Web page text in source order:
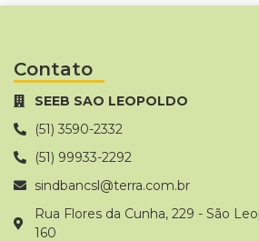
Contato
SEEB SAO LEOPOLDO
(51) 3590-2332
(51) 99933-2292
sindbancsl@terra.com.br
Rua Flores da Cunha, 229 - São
160